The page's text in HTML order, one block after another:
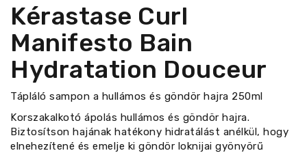
Kérastase Curl
Manifesto Bain
Hydratation Douceur
Tápláló sampon a hullámos és göndör hajra 250ml
Korszakalkotó ápolás hullámos és göndör hajra.
Biztosítson hajának hatékony hidratálást anélkül, hogy
elnehezítené és emelje ki göndör loknijai gyönyörű